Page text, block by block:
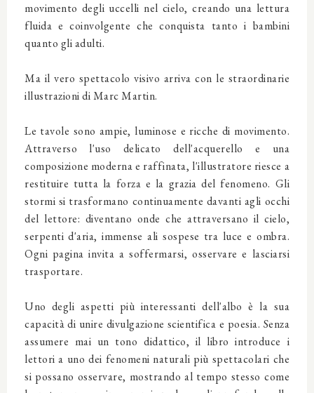
movimento degli uccelli nel cielo, creando una lettura
fluida e coinvolgente che conquista tanto i bambini
quanto gli adulti.
Ma il vero spettacolo visivo arriva con le straordinarie
illustrazioni di Marc Martin.
Le tavole sono ampie, luminose e ricche di movimento.
Attraverso l'uso delicato dell'acquerello e una
composizione moderna e raffinata, l'illustratore riesce a
restituire tutta la forza e la grazia del fenomeno. Gli
stormi si trasformano continuamente davanti agli occhi
del lettore: diventano onde che attraversano il cielo,
serpenti d'aria, immense ali sospese tra luce e ombra.
Ogni pagina invita a soffermarsi, osservare e lasciarsi
trasportare.
Uno degli aspetti più interessanti dell'albo è la sua
capacità di unire divulgazione scientifica e poesia. Senza
assumere mai un tono didattico, il libro introduce i
lettori a uno dei fenomeni naturali più spettacolari che
si possano osservare, mostrando al tempo stesso come